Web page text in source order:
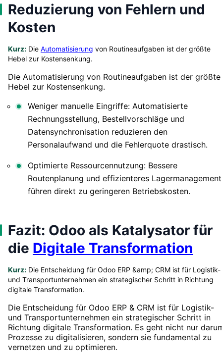
Reduzierung von Fehlern und
Kosten
Kurz: Die Automatisierung von Routineaufgaben ist der größte
Hebel zur Kostensenkung.
Die Automatisierung von Routineaufgaben ist der größte
Hebel zur Kostensenkung.
Weniger manuelle Eingriffe: Automatisierte
Rechnungsstellung, Bestellvorschläge und
Datensynchronisation reduzieren den
Personalaufwand und die Fehlerquote drastisch.
Optimierte Ressourcennutzung: Bessere
Routenplanung und effizienteres Lagermanagement
führen direkt zu geringeren Betriebskosten.
Fazit: Odoo als Katalysator für
die Digitale Transformation
Kurz: Die Entscheidung für Odoo ERP &amp; CRM ist für Logistik-
und Transportunternehmen ein strategischer Schritt in Richtung
digitale Transformation.
Die Entscheidung für Odoo ERP & CRM ist für Logistik-
und Transportunternehmen ein strategischer Schritt in
Richtung digitale Transformation. Es geht nicht nur
Prozesse zu digitalisieren, sondern sie fundamental zu
vernetzen und zu optimieren.